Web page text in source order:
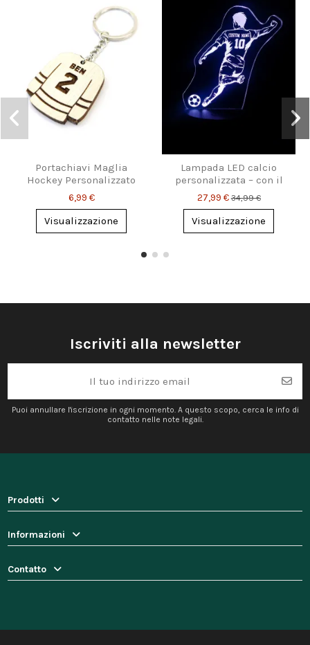
Portachiavi Maglia
Hockey Personalizzato
con Nome e Numero
6,99 €
Visualizzazione
Lampada LED calcio
personalizzata – con il
nome e numero che vuoi
27,99 €34,99 €
Visualizzazione
Iscriviti alla newsletter
Puoi annullare l'iscrizione in ogni momento. A questo scopo, cerca le info di
contatto nelle note legali.
Prodotti
Informazioni
Contatto